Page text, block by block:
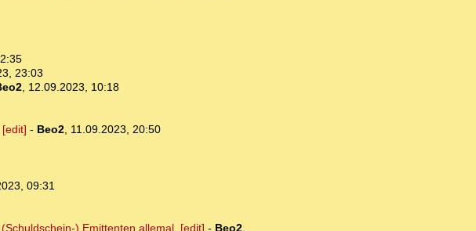
23:03
, 12.09.2023, 10:18
- Beo2, 11.09.2023, 20:50
09:31
) Emittenten allemal. [edit] - Beo2,